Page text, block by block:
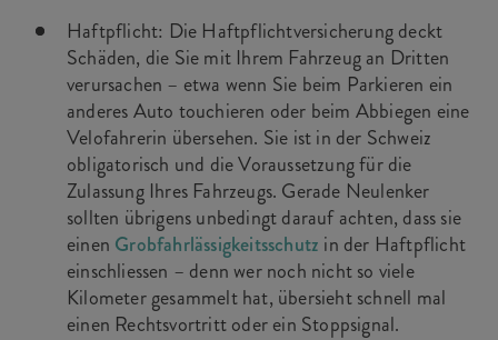
Haftpflicht: Die Haftpflichtversicherung deckt
Schäden, die Sie mit Ihrem Fahrzeug an Dritten
verursachen – etwa wenn Sie beim Parkieren ein
anderes Auto touchieren oder beim Abbiegen eine
Velofahrerin übersehen. Sie ist in der Schweiz
obligatorisch und die Voraussetzung für die
Zulassung Ihres Fahrzeugs. Gerade Neulenker
sollten übrigens unbedingt darauf achten, dass sie
einen Grobfahrlässigkeitsschutz in der Haftpflicht
einschliessen – denn wer noch nicht so viele
Kilometer gesammelt hat, übersieht schnell mal
einen Rechtsvortritt oder ein Stoppsignal.